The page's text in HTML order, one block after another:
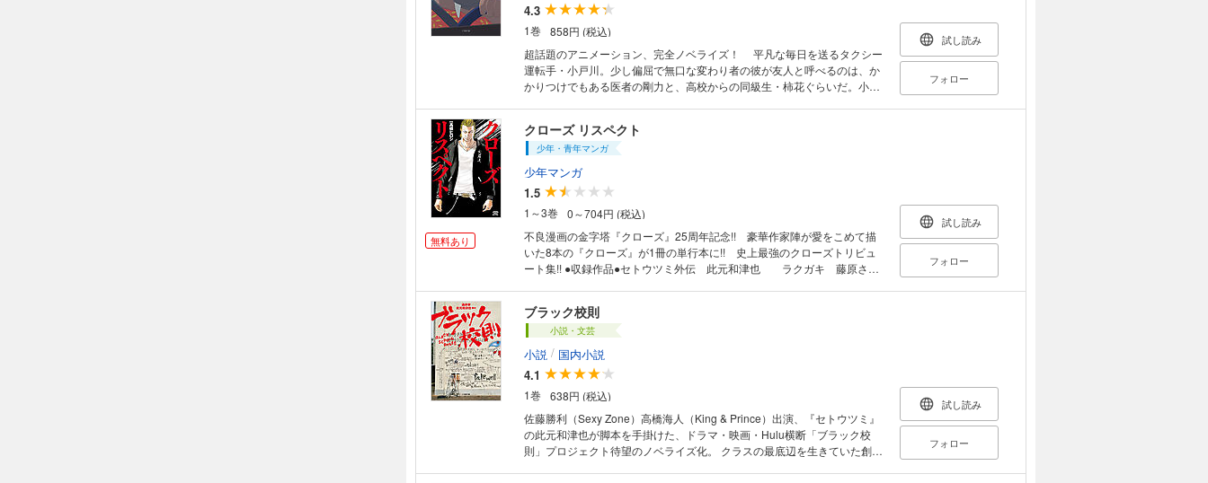
4.3
1巻
858円 (税込)
超話題のアニメーション、完全ノベライズ！ 平凡な毎日を送るタクシー
運転手・小戸川。少し偏屈で無口な変わり者の彼が友人と呼べるのは、か
かりつけでもある医者の剛力と、高校からの同級生・柿花ぐらいだ。小戸
ホモサピエンス、街のゴロツキ・ドブ、売出し中のアイドル・ミステリー
キッス。車内で交わされる何でも無いはずの会話が、やがて1人の少女へ
と繋がっていく──。 主演に花江夏樹を迎えた超話題のアニメーション
「オッドタクシー」。人気漫画家・此元和津也が書き下ろした脚本をもと
に完全ノベライズ！巻頭カラーで人物相関図と名場面も収録。唯一無二の
不思議な世界を、小説でもお楽しみください。 ※この作品はカラーが含ま
れます。
試し読み
フォロー
無料あり
クローズ リスペクト
少年・青年マンガ
少年マンガ
1.5
1～3巻
0～704円 (税込)
不良漫画の金字塔『クローズ』25周年記念!! 豪華作家陣が愛をこめて描
いた8本の『クローズ』が1冊の単行本に!! 史上最強のクローズトリビュ
ート集!! ●収録作品●セトウツミ外伝 此元和津也 ラクガキ 藤原さと
原真也 FAKE FUR-不死身のハイジ- オオイシヒロト クローズ
St.Emperor 武論尊・原哲夫(原案) 河田雄志(シナリオ) 行徒妹(作画) 行徒
(協力)
試し読み
フォロー
ブラック校則
小説・文芸
小説 / 国内小説
4.1
1巻
638円 (税込)
佐藤勝利（Sexy Zone）高橋海人（King & Prince）出演、『セトウツミ』
の此元和津也が脚本を手掛けた、ドラマ・映画・Hulu横断「ブラック校
則」プロジェクト待望のノベライズ化。 クラスの最底辺を生きていた創楽
試し読み
フォロー